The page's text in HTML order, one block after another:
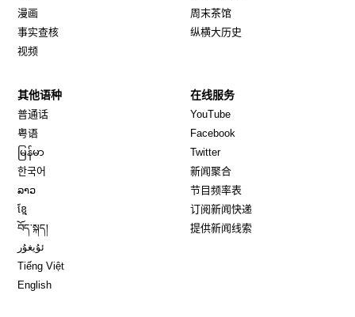
漫画
事实查核
视频
周末茶馆
纵横大历史
其他语种
普通话
粤语
မြန်မာ
한국어
ລາວ
ខ្មែ
བོད་སྐད།
ئۇيغۇر
Tiếng Việt
English
在线服务
YouTube
Facebook
TwitterOpens in new window
新闻聚合
节目频率表
订阅新闻快递
提供新闻线索